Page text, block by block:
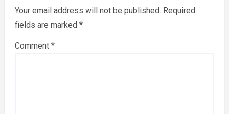
Your email address will not be published. Required
fields are marked*
Comment*